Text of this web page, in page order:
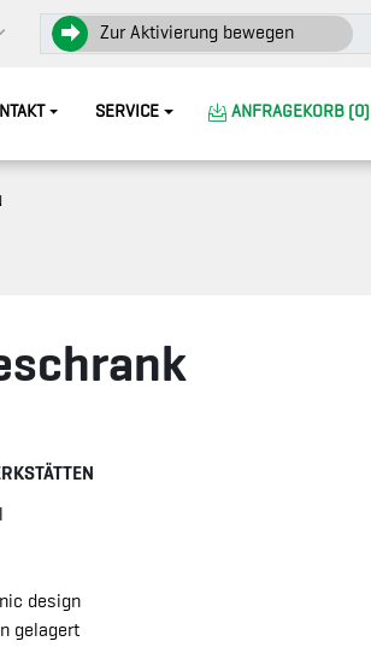
Zur Aktivierung bewegen
SERVICE ANFRAGEKORB (0)
design
gelagert